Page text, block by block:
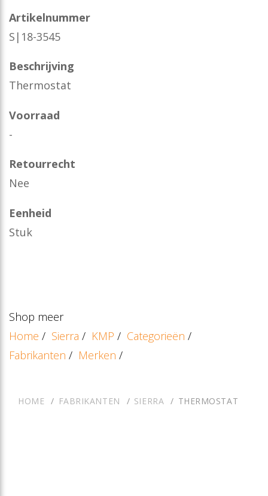
Artikelnummer
S|18-3545
Beschrijving
Thermostat
Voorraad
-
Retourrecht
Nee
Eenheid
Stuk
Shop meer
Home / Sierra / KMP / Categorieën /
Fabrikanten / Merken /
HOME FABRIKANTEN SIERRA THERMOSTAT